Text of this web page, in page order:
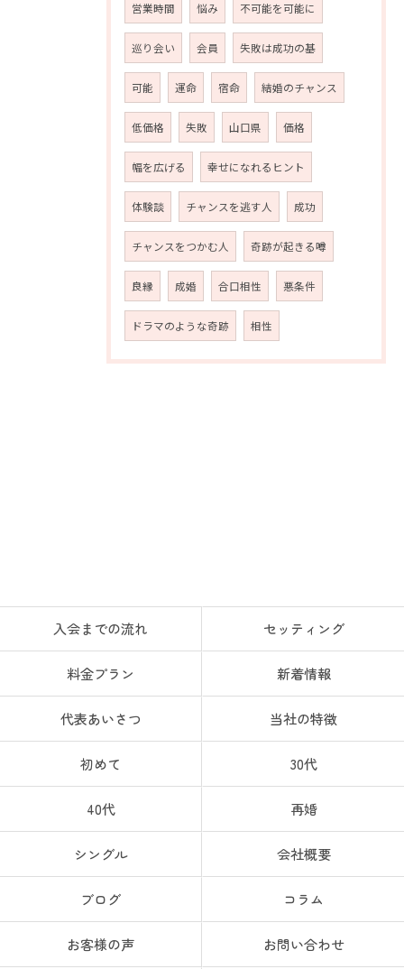
営業時間 悩み 不可能を可能に
巡り会い 会員 失敗は成功の基
可能 運命 宿命 結婚のチャンス
低価格 失敗 山口県 価格
幅を広げる 幸せになれるヒント
体験談 チャンスを逃す人 成功
チャンスをつかむ人 奇跡が起きる噂
良縁 成婚 合口相性 悪条件
ドラマのような奇跡 相性
入会までの流れ セッティング
料金プラン 新着情報
代表あいさつ 当社の特徴
初めて 30代
40代 再婚
シングル 会社概要
ブログ コラム
お客様の声 お問い合わせ